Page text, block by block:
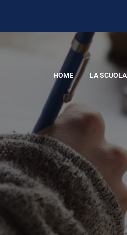
HOME LA SCUOLA